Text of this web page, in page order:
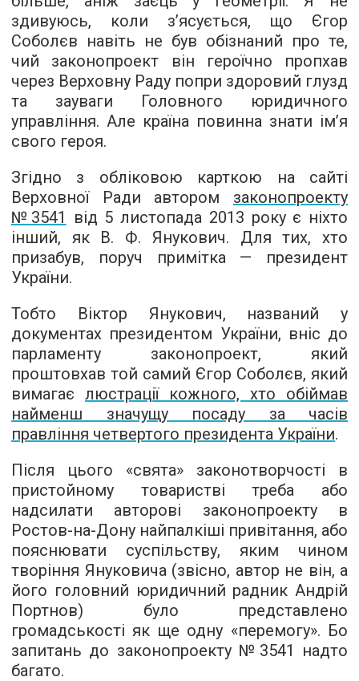
здивуюсь, коли з’ясується, що Єгор
Соболєв навіть не був обізнаний про те,
чий законопроект він героїчно пропхав
через Верховну Раду попри здоровий глузд
та зауваги Головного юридичного
управління. Але країна повинна знати ім’я
свого героя.
Згідно з обліковою карткою на сайті
Верховної Ради автором законопроекту
№3541
від 5 листопада 2013 року є ніхто
інший, як В. Ф. Янукович. Для тих, хто
призабув, поруч примітка — президент
України.
Тобто Віктор Янукович, названий у
документах президентом України, вніс до
парламенту законопроект, який
проштовхав той самий Єгор Соболєв, який
вимагає люстрації кожного, хто обіймав
найменш значущу посаду за часів
правління четвертого президента України.
Після цього «свята» законотворчості в
пристойному товаристві треба або
надсилати авторові законопроекту в
Ростов-на-Дону найпалкіші привітання, або
пояснювати суспільству, яким чином
творіння Януковича (звісно, автор не він, а
його головний юридичний радник Андрій
Портнов) було представлено
громадськості як ще одну «перемогу». Бо
запитань до законопроекту №3541 надто
багато.